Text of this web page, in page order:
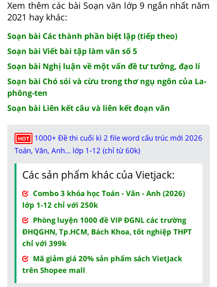
Xem thêm các bài Soạn văn lớp 9 ngắn nhất năm
2021 hay khác:
Soạn bài Các thành phần biệt lập (tiếp theo)
Soạn bài Viết bài tập làm văn số 5
Soạn bài Nghị luận về một vấn đề tư tưởng, đạo lí
Soạn bài Chó sói và cừu trong thơ ngụ ngôn của La-
phông-ten
Soạn bài Liên kết câu và liên kết đoạn văn
HOT
1000+ Đề thi cuối kì 2 file word cấu trúc mới 2026
Toán, Văn, Anh... lớp 1-12 (chỉ từ 60k)
Các sản phẩm khác của Vietjack:
Combo 3 khóa học Toán - Văn - Anh (2026)
lớp 1-12 chỉ với 250k
Phòng luyện 1000 đề VIP ĐGNL các trường
ĐHQGHN, Tp.HCM, Bách Khoa, tốt nghiệp THPT
chỉ với 399k
Mã giảm giá 20% sản phẩm sách VietJack
trên Shopee mall